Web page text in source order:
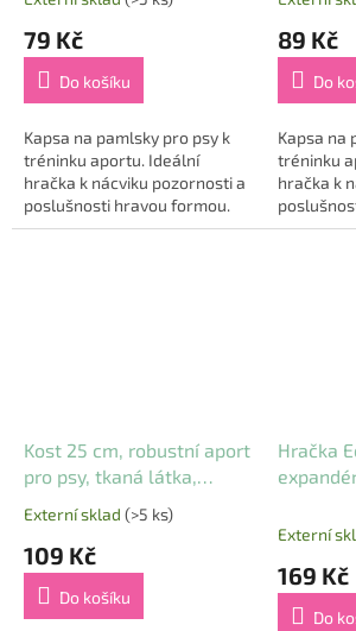
NABÍDKA
produktu
5,0
5
hvězdiček.
79 Kč
Do košíku
Kapsa na pamlsky pro psy k
tréninku aportu. Ideální
hračka k nácviku pozornosti a
poslušnosti hravou formou.
Díky dummy také rozvíjíte
NABÍDKA
produktu
5,0
5
hvězdiček.
89 Kč
Do
Kapsa na
tréninku
hračka k
Díky
Kost 25 cm, robustní aport
pro psy, tkaná látka,
Dog
Průměrné
produktu
5,0
Externí sklad (>5 ks)
109 Kč
Do košíku
Hračka
Externí
169 Kč
Do